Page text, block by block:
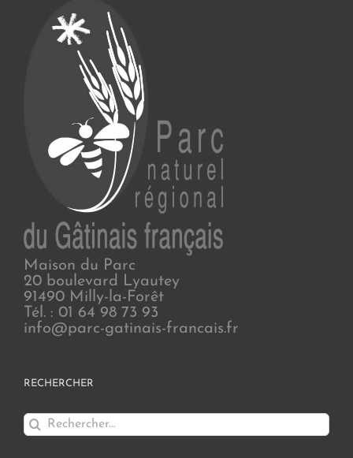
Maison du Parc
20 boulevard Lyautey
91490 Milly-la-Forêt
Tél. : 01 64 98 73 93
info@parc-gatinais-francais.fr
RECHERCHER
Rechercher: